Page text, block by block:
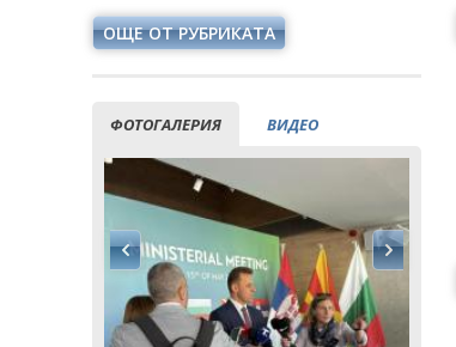
ОЩЕ ОТ РУБРИКАТА
ФОТОГАЛЕРИЯ ВИДЕО